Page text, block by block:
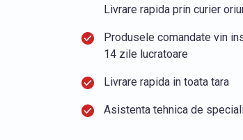
Livrare rapida prin curier
Produsele comandate vin
14 zile lucratoare
Livrare rapida in toata tara
Asistenta tehnica de